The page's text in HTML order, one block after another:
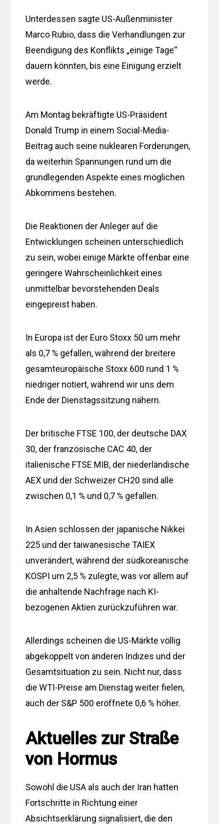
Unterdessen sagte US-Außenminister
Marco Rubio, dass die Verhandlungen zur
Beendigung des Konflikts „einige Tage“
dauern könnten, bis eine Einigung erzielt
werde.
Am Montag bekräftigte US-Präsident
Donald Trump in einem Social-Media-
Beitrag auch seine nuklearen Forderungen,
da weiterhin Spannungen rund um die
grundlegenden Aspekte eines möglichen
Abkommens bestehen.
Die Reaktionen der Anleger auf die
Entwicklungen scheinen unterschiedlich
zu sein, wobei einige Märkte offenbar eine
geringere Wahrscheinlichkeit eines
unmittelbar bevorstehenden Deals
eingepreist haben.
In Europa ist der Euro Stoxx 50 um mehr
als 0,7 % gefallen, während der breitere
gesamteuropäische Stoxx 600 rund 1 %
niedriger notiert, während wir uns dem
Ende der Dienstagssitzung nähern.
Der britische FTSE 100, der deutsche DAX
30, der französische CAC 40, der
italienische FTSE MIB, der niederländische
AEX und der Schweizer CH20 sind alle
zwischen 0,1 % und 0,7 % gefallen.
In Asien schlossen der japanische Nikkei
225 und der taiwanesische TAIEX
unverändert, während der südkoreanische
KOSPI um 2,5 % zulegte, was vor allem auf
die anhaltende Nachfrage nach KI-
bezogenen Aktien zurückzuführen war.
Allerdings scheinen die US-Märkte völlig
abgekoppelt von anderen Indizes und der
Gesamtsituation zu sein. Nicht nur, dass
die WTI-Preise am Dienstag weiter fielen,
auch der S&P 500 eröffnete 0,6 % höher.
Aktuelles zur Straße
von Hormus
Sowohl die USA als auch der Iran hatten
Fortschritte in Richtung einer
Absichtserklärung signalisiert, die den